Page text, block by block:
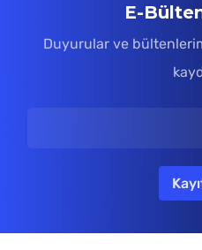
E-
Duyurular ve